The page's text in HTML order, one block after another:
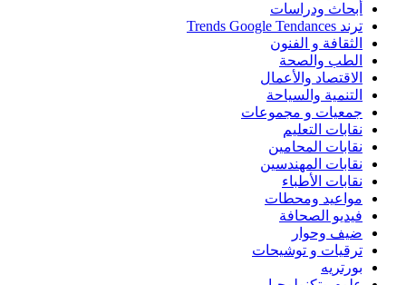
أبحاث ودراسات
ترند Trends Google Tendances
الثقافة و الفنون
الطب والصحة
الاقتصاد والأعمال
التنمية والسياحة
جمعيات و مجموعات
نقابات التعليم
نقابات المحامين
نقابات المهندسين
نقابات الأطباء
مواعيد ومحطات
فيديو الصحافة
ضيف وحوار
ترقيات و توشيحات
بورتريه